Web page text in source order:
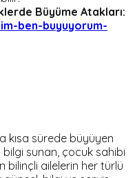
Büyüme Atakları:
ben-buyuyorum-
kısa sürede büyüyen
sunan, çocuk sahibi
bilinçli ailelerin her türlü